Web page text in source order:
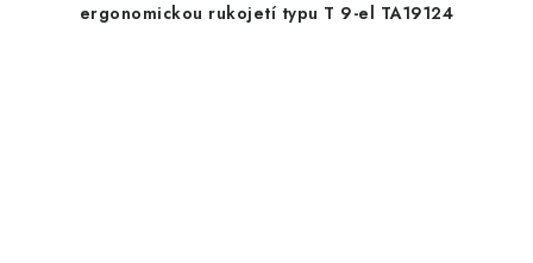
ergonomickou rukojetí typu T 9-el TA19124